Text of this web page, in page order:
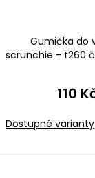
Gumička do
scrunchie - t260
110
Dostupné varianty